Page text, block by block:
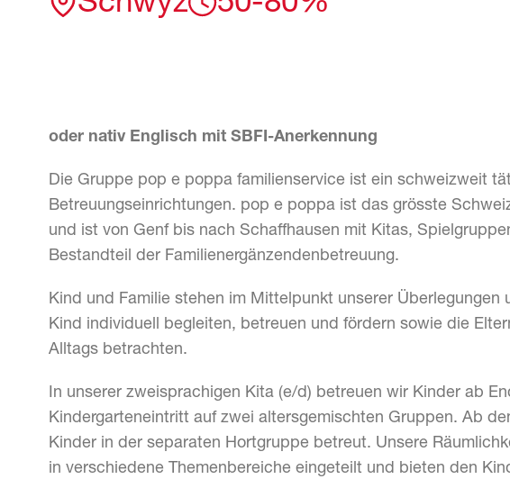
oder nativ Englisch mit SBFI-Anerkennung
Die Gruppe pop e poppa familienservice ist ein schweizweit
Betreuungseinrichtungen. pop e poppa ist das grösste
und ist von Genf bis nach Schaffhausen mit Kitas,
Bestandteil der Familienergänzendenbetreuung.
Kind und Familie stehen im Mittelpunkt unserer
Kind individuell begleiten, betreuen und fördern sowie die
Alltags betrachten.
In unserer zweisprachigen Kita (e/d) betreuen wir Kinder ab
Kindergarteneintritt auf zwei altersgemischten Gruppen. Ab
Kinder in der separaten Hortgruppe betreut. Unsere
in verschiedene Themenbereiche eingeteilt und bieten den